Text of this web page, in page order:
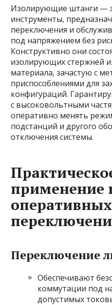
Изолирующие штанги —
инструменты,
переключения и
под напряжением без
Конструктивно они
изолирующих стержней
материала, зачастую с
приспособлениями для
конфигураций.
с высоковольтными
оперативно менять
подстанций и другого
отключения системы.
применение
оперативных
Переключение
Обеспечивают
коммутации под
допустимых